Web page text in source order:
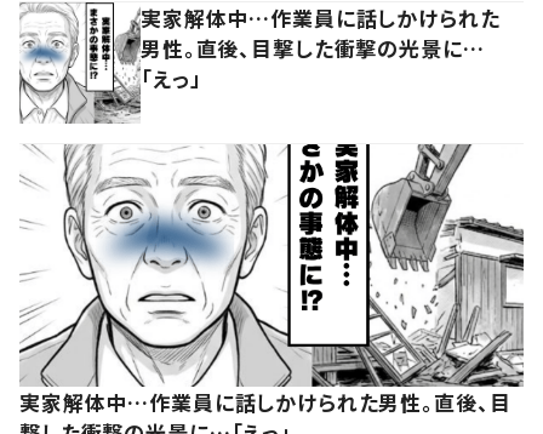
実家解体中…作業員に話しかけられた
男性。直後、目撃した衝撃の光景に…
「えっ」
実家解体中…作業員に話しかけられた男性。直後、目